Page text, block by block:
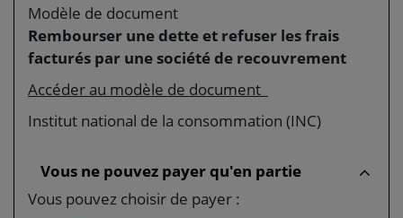
Modèle de document
Rembourser une dette et refuser les frais
facturés par une société de recouvrement
Accéder au modèle de document
Institut national de la consommation (INC)
Vous ne pouvez payer qu'en partie
Vous pouvez choisir de payer :